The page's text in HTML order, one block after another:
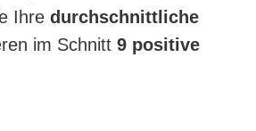
Ihredurchschnittliche
im Schnitt9 positive